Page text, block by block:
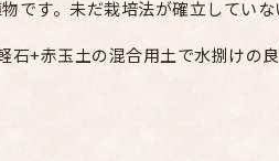
です。未だ栽培法が確立してい
+赤玉土の混合用土で水捌けの